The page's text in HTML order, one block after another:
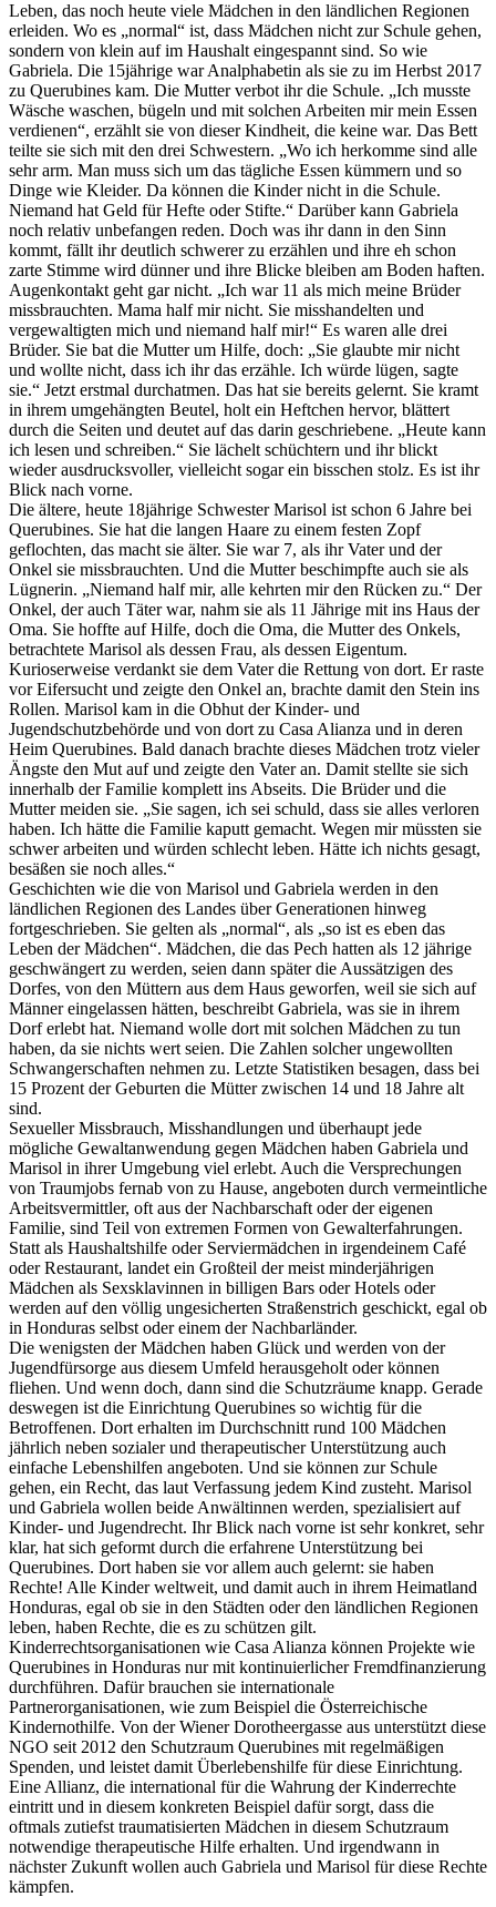
Leben, das noch heute viele Mädchen in den ländlichen Regionen
erleiden. Wo es „normal“ ist, dass Mädchen nicht zur Schule gehen,
sondern von klein auf im Haushalt eingespannt sind. So wie
Gabriela. Die 15jährige war Analphabetin als sie zu im Herbst 2017
zu Querubines kam. Die Mutter verbot ihr die Schule. „Ich musste
Wäsche waschen, bügeln und mit solchen Arbeiten mir mein Essen
verdienen“, erzählt sie von dieser Kindheit, die keine war. Das Bett
teilte sie sich mit den drei Schwestern. „Wo ich herkomme sind alle
sehr arm. Man muss sich um das tägliche Essen kümmern und so
Dinge wie Kleider. Da können die Kinder nicht in die Schule.
Niemand hat Geld für Hefte oder Stifte.“ Darüber kann Gabriela
noch relativ unbefangen reden. Doch was ihr dann in den Sinn
kommt, fällt ihr deutlich schwerer zu erzählen und ihre eh schon
zarte Stimme wird dünner und ihre Blicke bleiben am Boden haften.
Augenkontakt geht gar nicht. „Ich war 11 als mich meine Brüder
missbrauchten. Mama half mir nicht. Sie misshandelten und
vergewaltigten mich und niemand half mir!“ Es waren alle drei
Brüder. Sie bat die Mutter um Hilfe, doch: „Sie glaubte mir nicht
und wollte nicht, dass ich ihr das erzähle. Ich würde lügen, sagte
sie.“ Jetzt erstmal durchatmen. Das hat sie bereits gelernt. Sie kramt
in ihrem umgehängten Beutel, holt ein Heftchen hervor, blättert
durch die Seiten und deutet auf das darin geschriebene. „Heute kann
ich lesen und schreiben.“ Sie lächelt schüchtern und ihr blickt
wieder ausdrucksvoller, vielleicht sogar ein bisschen stolz. Es ist ihr
Blick nach vorne.
Die ältere, heute 18jährige Schwester Marisol ist schon 6 Jahre bei
Querubines. Sie hat die langen Haare zu einem festen Zopf
geflochten, das macht sie älter. Sie war 7, als ihr Vater und der
Onkel sie missbrauchten. Und die Mutter beschimpfte auch sie als
Lügnerin. „Niemand half mir, alle kehrten mir den Rücken zu.“ Der
Onkel, der auch Täter war, nahm sie als 11 Jährige mit ins Haus der
Oma. Sie hoffte auf Hilfe, doch die Oma, die Mutter des Onkels,
betrachtete Marisol als dessen Frau, als dessen Eigentum.
Kurioserweise verdankt sie dem Vater die Rettung von dort. Er raste
vor Eifersucht und zeigte den Onkel an, brachte damit den Stein ins
Rollen. Marisol kam in die Obhut der Kinder- und
Jugendschutzbehörde und von dort zu Casa Alianza und in deren
Heim Querubines. Bald danach brachte dieses Mädchen trotz vieler
Ängste den Mut auf und zeigte den Vater an. Damit stellte sie sich
innerhalb der Familie komplett ins Abseits. Die Brüder und die
Mutter meiden sie. „Sie sagen, ich sei schuld, dass sie alles verloren
haben. Ich hätte die Familie kaputt gemacht. Wegen mir müssten sie
schwer arbeiten und würden schlecht leben. Hätte ich nichts gesagt,
besäßen sie noch alles.“
Geschichten wie die von Marisol und Gabriela werden in den
ländlichen Regionen des Landes über Generationen hinweg
fortgeschrieben. Sie gelten als „normal“, als „so ist es eben das
Leben der Mädchen“. Mädchen, die das Pech hatten als 12 jährige
geschwängert zu werden, seien dann später die Aussätzigen des
Dorfes, von den Müttern aus dem Haus geworfen, weil sie sich auf
Männer eingelassen hätten, beschreibt Gabriela, was sie in ihrem
Dorf erlebt hat. Niemand wolle dort mit solchen Mädchen zu tun
haben, da sie nichts wert seien. Die Zahlen solcher ungewollten
Schwangerschaften nehmen zu. Letzte Statistiken besagen, dass bei
15 Prozent der Geburten die Mütter zwischen 14 und 18 Jahre alt
sind.
Sexueller Missbrauch, Misshandlungen und überhaupt jede
mögliche Gewaltanwendung gegen Mädchen haben Gabriela und
Marisol in ihrer Umgebung viel erlebt. Auch die Versprechungen
von Traumjobs fernab von zu Hause, angeboten durch vermeintliche
Arbeitsvermittler, oft aus der Nachbarschaft oder der eigenen
Familie, sind Teil von extremen Formen von Gewalterfahrungen.
Statt als Haushaltshilfe oder Serviermädchen in irgendeinem Café
oder Restaurant, landet ein Großteil der meist minderjährigen
Mädchen als Sexsklavinnen in billigen Bars oder Hotels oder
werden auf den völlig ungesicherten Straßenstrich geschickt, egal ob
in Honduras selbst oder einem der Nachbarländer.
Die wenigsten der Mädchen haben Glück und werden von der
Jugendfürsorge aus diesem Umfeld herausgeholt oder können
fliehen. Und wenn doch, dann sind die Schutzräume knapp. Gerade
deswegen ist die Einrichtung Querubines so wichtig für die
Betroffenen. Dort erhalten im Durchschnitt rund 100 Mädchen
jährlich neben sozialer und therapeutischer Unterstützung auch
einfache Lebenshilfen angeboten. Und sie können zur Schule
gehen, ein Recht, das laut Verfassung jedem Kind zusteht. Marisol
und Gabriela wollen beide Anwältinnen werden, spezialisiert auf
Kinder- und Jugendrecht. Ihr Blick nach vorne ist sehr konkret, sehr
klar, hat sich geformt durch die erfahrene Unterstützung bei
Querubines. Dort haben sie vor allem auch gelernt: sie haben
Rechte! Alle Kinder weltweit, und damit auch in ihrem Heimatland
Honduras, egal ob sie in den Städten oder den ländlichen Regionen
leben, haben Rechte, die es zu schützen gilt.
Kinderrechtsorganisationen wie Casa Alianza können Projekte wie
Querubines in Honduras nur mit kontinuierlicher Fremdfinanzierung
durchführen. Dafür brauchen sie internationale
Partnerorganisationen, wie zum Beispiel die Österreichische
Kindernothilfe. Von der Wiener Dorotheergasse aus unterstützt diese
NGO seit 2012 den Schutzraum Querubines mit regelmäßigen
Spenden, und leistet damit Überlebenshilfe für diese Einrichtung.
Eine Allianz, die international für die Wahrung der Kinderrechte
eintritt und in diesem konkreten Beispiel dafür sorgt, dass die
oftmals zutiefst traumatisierten Mädchen in diesem Schutzraum
notwendige therapeutische Hilfe erhalten. Und irgendwann in
nächster Zukunft wollen auch Gabriela und Marisol für diese Rechte
kämpfen.